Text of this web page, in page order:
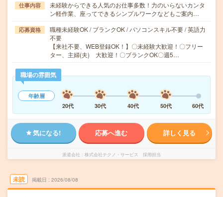
仕事内容
未経験からできる人気のお仕事多数！力のいらないカンタ
ン軽作業、座ってできるシンプルワークなどもご案内…
応募資格
職種未経験OK / ブランクOK / パソコンスキル不要 / 英語力
不要
【来社不要、WEB登録OK！】〇未経験大歓迎！〇フリー
ター、主婦(夫) 大歓迎！〇ブランクOK〇週5…
職場の雰囲気
年齢層
20代
30代 40代 50代 60代
気になる! 応募へ進む 詳しく見る
派遣会社 株式会社テクノ・サービス 採用担当
未読 掲載日 2026/08/08